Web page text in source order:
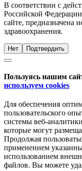
В соответствии с
Российской
сайте, предназначена
здравоохранения.
Нет Подтвердить
Пользуясь нашим
используем cookies
Для обеспечения
пользовательского
системы веб-
которые могут
Продолжая
применением
использованием
файлов. Вы можете